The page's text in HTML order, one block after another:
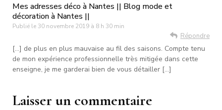
Mes adresses déco à Nantes || Blog mode et
décoration à Nantes ||
Publié le 30 novembre 2019 à 8 h 30 min
Répondre
[…] de plus en plus mauvaise au fil des saisons. Compte tenu
de mon expérience professionnelle très mitigée dans cette
enseigne, je me garderai bien de vous détailler […]
Laisser un commentaire